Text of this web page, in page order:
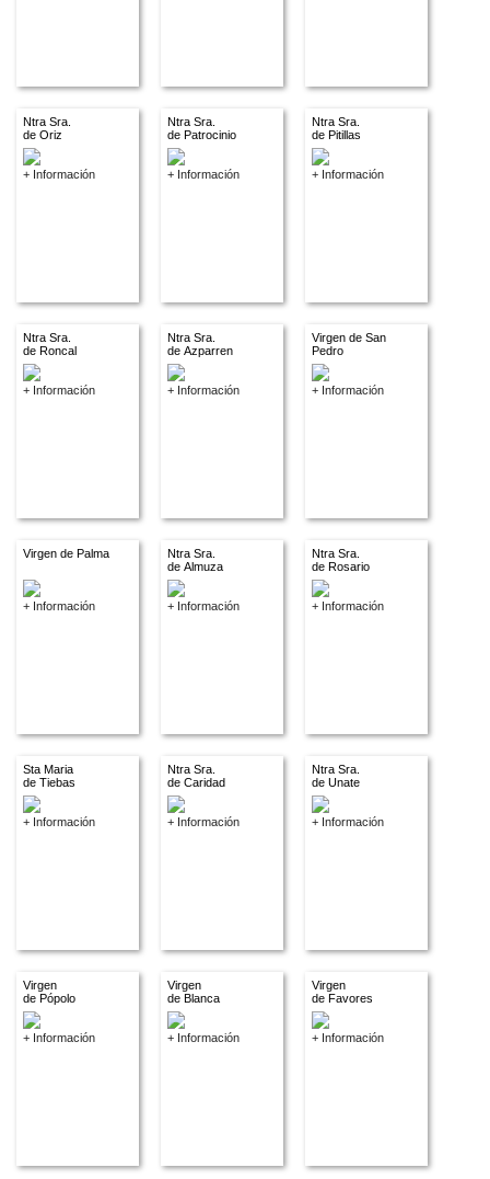
Ntra Sra.
de Oriz
+ Información
Ntra Sra.
de Patrocinio
+ Información
Ntra Sra.
de Pitillas
+ Información
Ntra Sra.
de Roncal
+ Información
Ntra Sra.
de Azparren
+ Información
Virgen de San
Pedro
+ Información
Virgen de Palma
+ Información
Ntra Sra.
de Almuza
+ Información
Ntra Sra.
de Rosario
+ Información
Sta Maria
de Tiebas
+ Información
Ntra Sra.
de Caridad
+ Información
Ntra Sra.
de Unate
+ Información
Virgen
de Pópolo
+ Información
Virgen
de Blanca
+ Información
Virgen
de Favores
+ Información